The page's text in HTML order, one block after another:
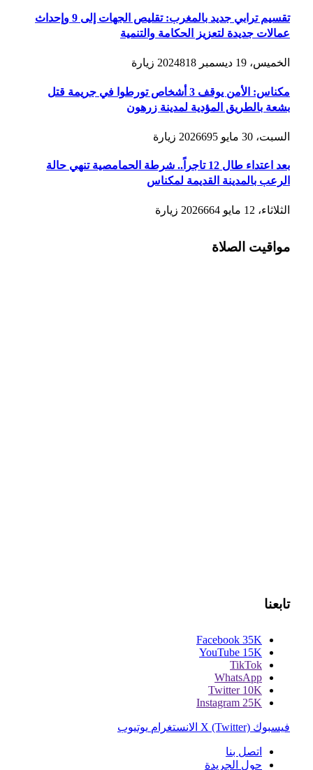
تقسيم ترابي جديد بالمغرب: تقليص الجهات إلى 9 وإحداث
عمالات جديدة لتعزيز الحكامة والتنمية
الخميس، 19 ديسمبر 2024 818 زيارة
مكناس: الأمن يوقف 3 أشخاص تورطوا في جريمة قتل
بشعة بالطريق المؤدية لمدينة زرهون
السبت، 30 مايو 2026 695 زيارة
بعد اعتداء طال 12 تاجراً.. شرطة الحمامصية تنهي حالة
الرعب بالمدينة القديمة لمكناس
الثلاثاء، 12 مايو 2026 664 زيارة
مواقيت الصلاة
تابعنا
Facebook 35K
YouTube 15K
TikTok
WhatsApp
Twitter 10K
Instagram 25K
فيسبوك X (Twitter) الانستغرام يوتيوب
اتصل بنا
حول الجريدة